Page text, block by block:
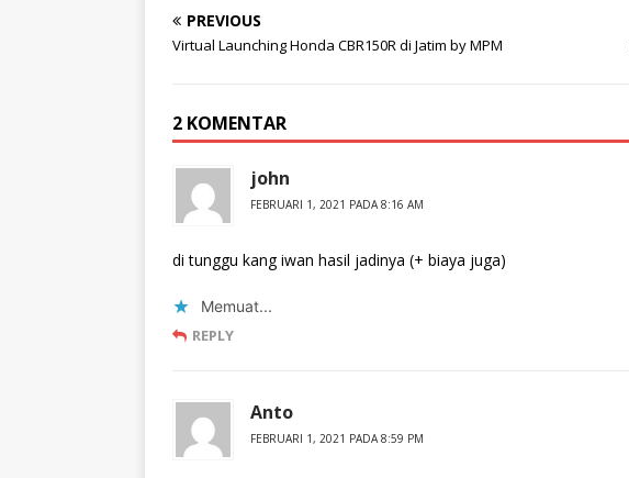
PREVIOUS
Virtual Launching Honda CBR150R di Jatim by MPM
2 KOMENTAR
john
FEBRUARI 1, 2021 PADA 8:16 AM
di tunggu kang iwan hasil jadinya (+ biaya juga)
Memuat...
REPLY
Anto
FEBRUARI 1, 2021 PADA 8:59 PM